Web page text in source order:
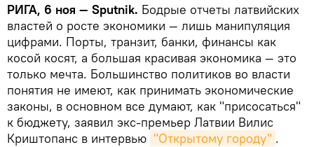
РИГА, 6 ноя — Sputnik. Бодрые отчеты латвийских
властей о росте экономики — лишь манипуляция
цифрами. Порты, транзит, банки, финансы как
косой косят, а большая красивая экономика — это
только мечта. Большинство политиков во власти
понятия не имеют, как принимать экономические
законы, в основном все думают, как "присосаться"
к бюджету, заявил экс-премьер Латвии Вилис
Криштопанс в интервью "Открытому городу" .